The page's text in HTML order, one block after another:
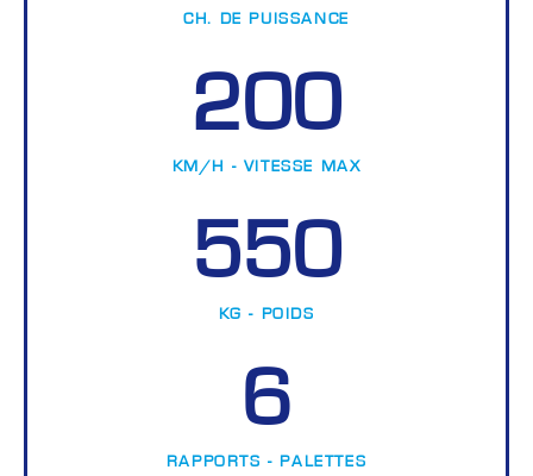
CH. DE PUISSANCE
200
KM/H - VITESSE MAX
550
KG - POIDS
6
RAPPORTS - PALETTES